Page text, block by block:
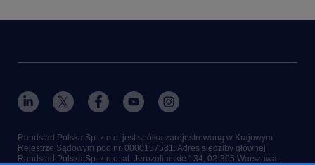
Randstad Polska Sp. z o.o. jest spółką zarejestrowaną w Krajowym
Rejestrze Sądowym pod nr. 0000157531. Adres siedziby głównej
Randstad Polska Sp. z o.o. al. Jerozolimskie 134, 02-305 Warszawa.